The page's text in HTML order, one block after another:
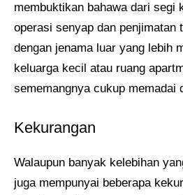
membuktikan bahawa dari segi
operasi senyap dan penjimatan
dengan jenama luar yang lebih
keluarga kecil atau ruang
sememangnya cukup memadai
Kekurangan
Walaupun banyak kelebihan
juga mempunyai beberapa